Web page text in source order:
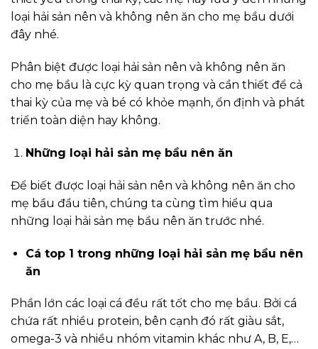
loại hải sản nên và không nên ăn cho mẹ bầu dưới
đây nhé.
Phân biệt được loại hải sản nên và không nên ăn
cho mẹ bầu là cực kỳ quan trọng và cần thiết để cả
thai kỳ của mẹ và bé có khỏe mạnh, ổn định và phát
triển toàn diện hay không.
Những loại hải sản mẹ bầu nên ăn
Để biết được loại hải sản nên và không nên ăn cho
mẹ bầu đầu tiên, chúng ta cùng tìm hiểu qua
những loại hải sản mẹ bầu nên ăn trước nhé.
Cá top 1 trong những loại hải sản mẹ bầu nên
ăn
Phần lớn các loại cá đều rất tốt cho mẹ bầu. Bởi cá
chứa rất nhiều protein, bên cạnh đó rất giàu sắt,
omega-3 và nhiều nhóm vitamin khác như A, B, E,…